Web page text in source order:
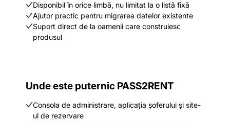
Disponibil în orice limbă, nu limitat la o listă fixă
Ajutor practic pentru migrarea datelor existente
Suport direct de la oamenii care construiesc
produsul
Unde este puternic PASS2RENT
Consola de administrare, aplicația șoferului și site-
ul de rezervare